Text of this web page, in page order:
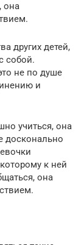
она
других детей,
собой.
не по душе
и
учиться, она
досконально
к ней
она